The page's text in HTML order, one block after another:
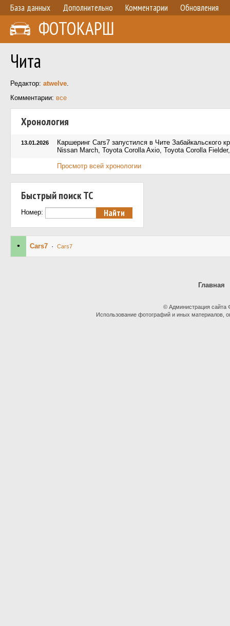
База данных Дополнительно Комментарии Обновления
ФОТОКАРШ
Чита
Редактор: atwelve.
Комментарии: все
Хронология
13.01.2026
Каршеринг Cars7 запустился в Чите
Nissan March, Toyota Corolla Axio, Toyota Corolla
Просмотр всей хронологии
Быстрый поиск ТС
Номер:
• Cars7 · Cars7
Главная
© Администрация
Использование фотографий и иных материалов,